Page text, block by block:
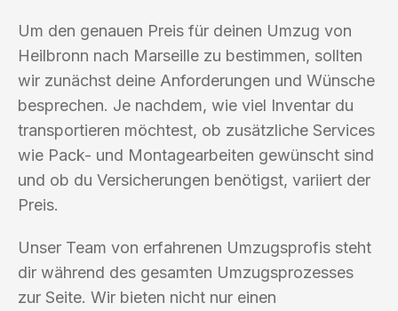
Um den genauen Preis für deinen Umzug von
Heilbronn nach Marseille zu bestimmen, sollten
wir zunächst deine Anforderungen und Wünsche
besprechen. Je nachdem, wie viel Inventar du
transportieren möchtest, ob zusätzliche Services
wie Pack- und Montagearbeiten gewünscht sind
und ob du Versicherungen benötigst, variiert der
Preis.
Unser Team von erfahrenen Umzugsprofis steht
dir während des gesamten Umzugsprozesses
zur Seite. Wir bieten nicht nur einen